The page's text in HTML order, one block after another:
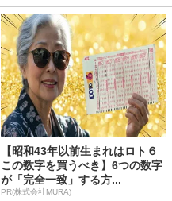
【昭和43年以前生まれはロト６
この数字を買うべき】6つの数字
が「完全一致」する方...
PR(株式会社MURA)